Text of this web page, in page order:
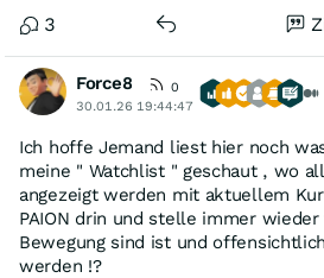
3
Force8
0
30.01.26 19:44:47
Ich hoffe Jemand liest hier noch
meine " Watchlist " geschaut , wo
angezeigt werden mit aktuellem
PAION drin und stelle immer
Bewegung sind ist und
werden !?